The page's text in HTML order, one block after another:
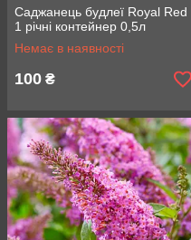
Саджанець будлеї Royal Red
1 річні контейнер 0,5л
Немає в наявності
100 ₴